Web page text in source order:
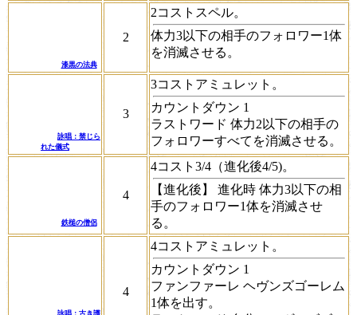
漆黒の法典
2
2コストスペル。
体力3以下の相手のフォロワー1体
を消滅させる。
詠唱：禁じら
れた儀式
3
3コストアミュレット。
カウントダウン 1
ラストワード 体力2以下の相手の
フォロワーすべてを消滅させる。
鉄槌の僧侶
4
4コスト3/4（進化後4/5)。
【進化後】 進化時 体力3以下の相
手のフォロワー1体を消滅させ
る。
詠唱：古き護
4
4コストアミュレット。
カウントダウン 1
ファンファーレ ヘヴンズゴーレム
1体を出す。